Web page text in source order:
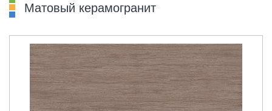
Матовый керамогранит